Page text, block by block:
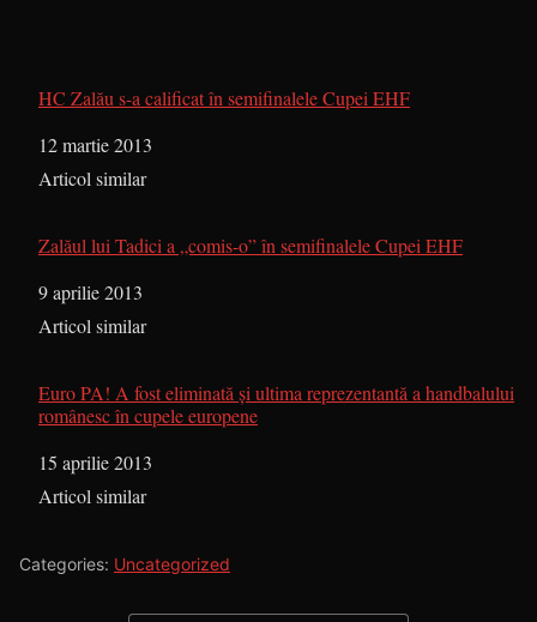
HC Zalău s-a calificat în semifinalele Cupei EHF
Dată
12 martie 2013
În legătură cu
Articol similar
Zalăul lui Tadici a „comis-o” în semifinalele Cupei EHF
Dată
9 aprilie 2013
În legătură cu
Articol similar
Euro PA! A fost eliminată şi ultima reprezentantă a handbalului
românesc în cupele europene
Dată
15 aprilie 2013
În legătură cu
Articol similar
Categories: Uncategorized